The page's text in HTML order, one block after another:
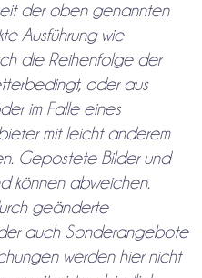
der oben genannten
Ausführung wie
die Reihenfolge der
oder aus
im Falle eines
mit leicht anderem
Gepostete Bilder und
können abweichen.
geänderte
auch Sonderangebote
werden hier nicht